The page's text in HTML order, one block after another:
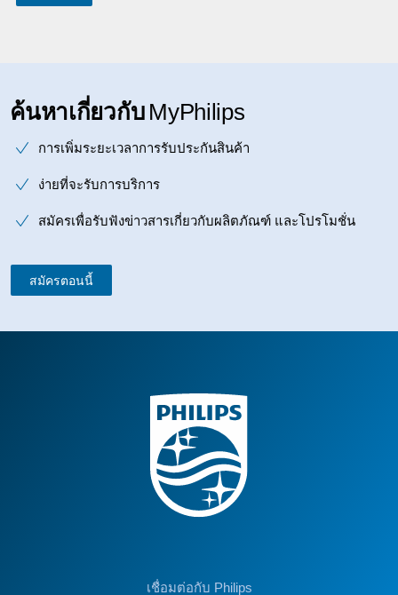
ค้นหาเกี่ยวกับ MyPhilips
การเพิ่มระยะเวลาการรับประกันสินค้า
ง่ายที่จะรับการบริการ
สมัครเพื่อรับฟังข่าวสารเกี่ยวกับผลิตภัณฑ์ และโปรโมชั่น
สมัครตอนนี้
เชื่อมต่อกับ Philips